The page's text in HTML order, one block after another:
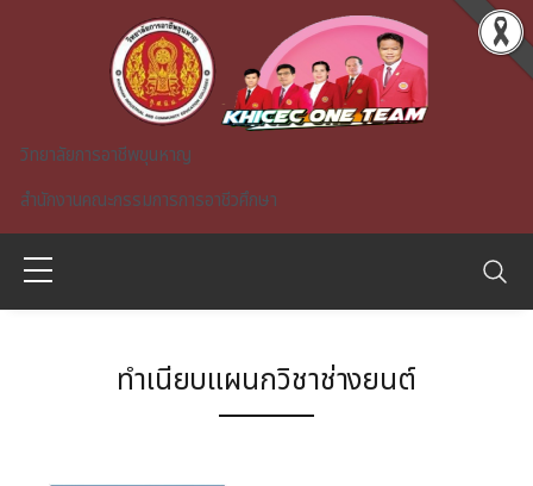
Skip to main content
วิทยาลัยการอาชีพขุนหาญ
สำนักงานคณะกรรมการการอาชีวศึกษา
ทำเนียบแผนกวิชาช่างยนต์